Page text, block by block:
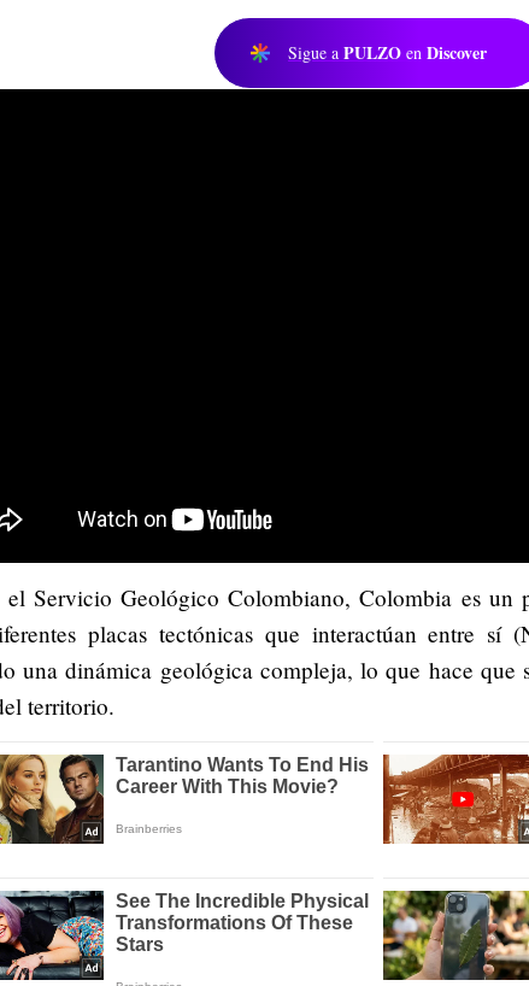
Sigue a PULZO en Discover
el Servicio Geológico Colombiano, Colombia es un
placas tectónicas que interactúan entre sí
una dinámica geológica compleja, lo que hace que
territorio.